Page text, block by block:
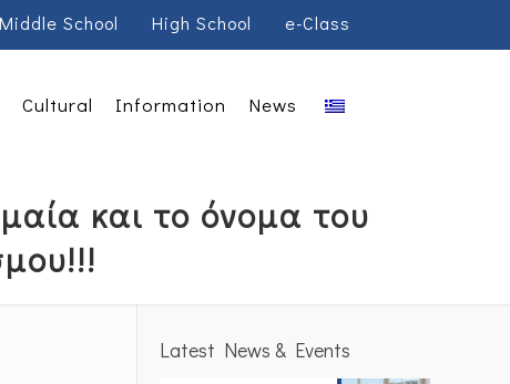
Middle School High School e-Class
Cultural Information News
και το όνομα του
Latest News & Events